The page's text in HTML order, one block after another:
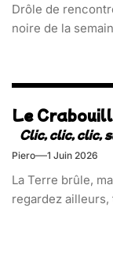
Drôle de
noire de la
Le
Piero 1 Juin 2026
La Terre brûle,
regardez ailleurs,